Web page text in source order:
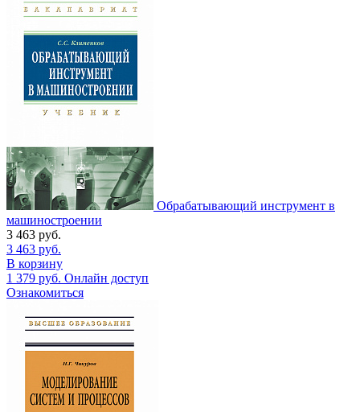
Обрабатывающий инструмент в
машиностроении
3 463 руб.
3 463 руб.
В корзину
1 379 руб. Онлайн доступ
Ознакомиться